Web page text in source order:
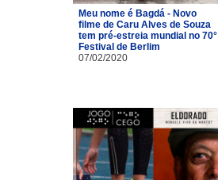
Meu nome é Bagdá - Novo
filme de Caru Alves de Souza
tem pré-estreia mundial no 70°
Festival de Berlim
07/02/2020